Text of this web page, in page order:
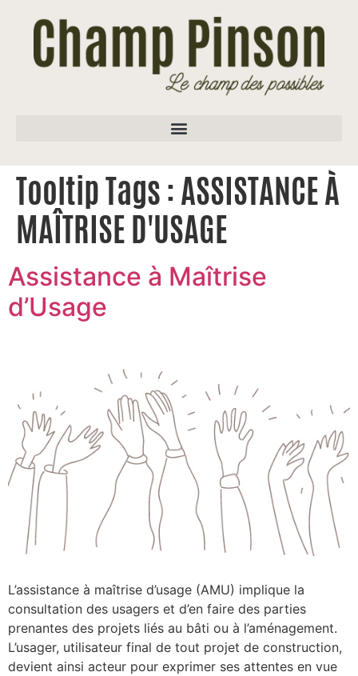
Tooltip Tags :ASSISTANCE À
MAÎTRISE D'USAGE
Assistance à Maîtrise
d’Usage
L’assistance à maîtrise d’usage (AMU) implique la
consultation des usagers et d’en faire des parties
prenantes des projets liés au bâti ou à l’aménagement.
L’usager, utilisateur final de tout projet de construction,
devient ainsi acteur pour exprimer ses attentes en vue